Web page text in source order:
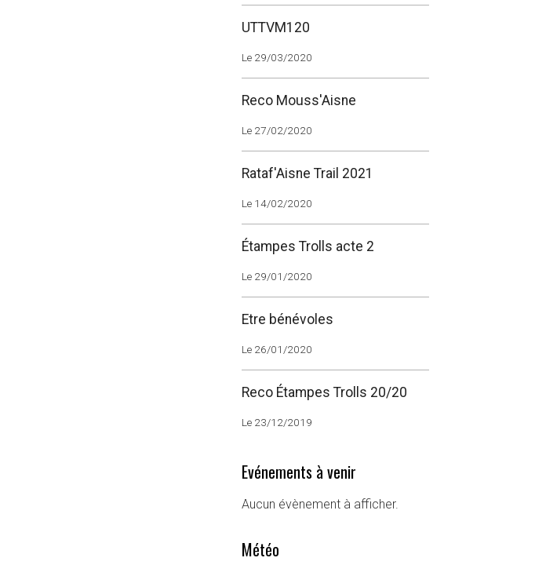
UTTVM120
Le 29/03/2020
Reco Mouss'Aisne
Le 27/02/2020
Rataf'Aisne Trail 2021
Le 14/02/2020
Étampes Trolls acte 2
Le 29/01/2020
Etre bénévoles
Le 26/01/2020
Reco Étampes Trolls 20/20
Le 23/12/2019
Evénements à venir
Aucun évènement à afficher.
Météo